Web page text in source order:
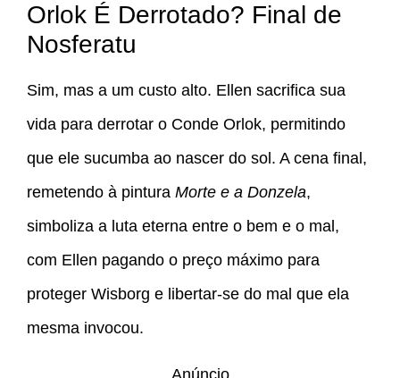
Orlok É Derrotado? Final de
Nosferatu
Sim, mas a um custo alto. Ellen sacrifica sua
vida para derrotar o Conde Orlok, permitindo
que ele sucumba ao nascer do sol. A cena final,
remetendo à pintura Morte e a Donzela,
simboliza a luta eterna entre o bem e o mal,
com Ellen pagando o preço máximo para
proteger Wisborg e libertar-se do mal que ela
mesma invocou.